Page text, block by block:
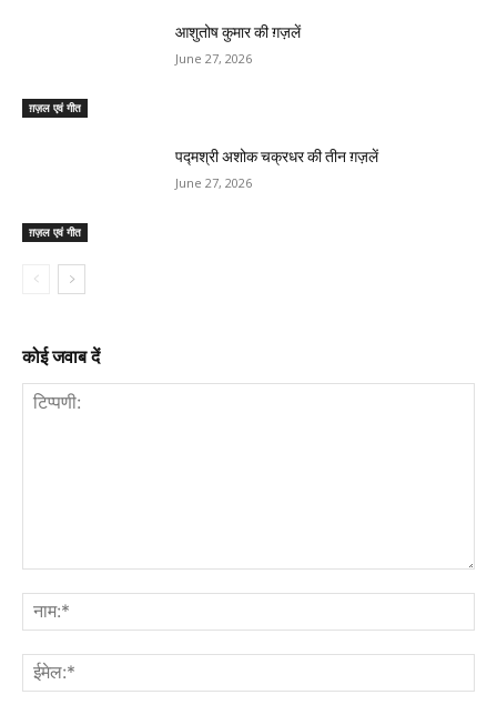
ग़ज़ल एवं गीत
आशुतोष कुमार की ग़ज़लें
June 27, 2026
ग़ज़ल एवं गीत
पद्मश्री अशोक चक्रधर की तीन ग़ज़लें
June 27, 2026
कोई जवाब दें